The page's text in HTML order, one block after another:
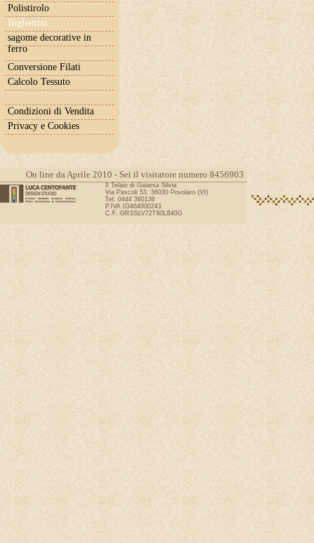
Polistirolo
Bigliettini
sagome decorative in
ferro
Conversione Filati
Calcolo Tessuto
Condizioni di Vendita
Privacy e Cookies
On line da Aprile 2010 - Sei il visitatore numero 8456903
Il Telaio di Gaiarsa Silvia
Via Pascoli 53, 36030 Povolaro (VI)
Tel: 0444 360136
P.IVA 03464000243
C.F. GRSSLV72T60L840G